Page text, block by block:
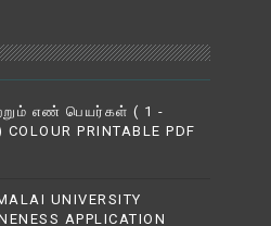
எண் பெயர்கள் ( 1 -
PRINTABLE PDF
UNIVERSITY
APPLICATION